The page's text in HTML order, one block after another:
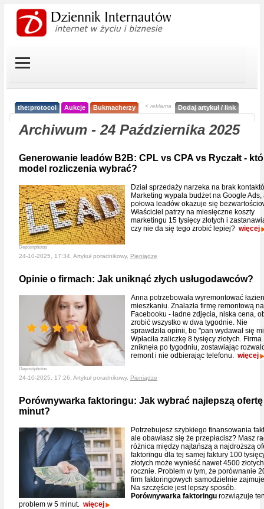
the:protocol Aukcje Bukmacherzy < reklama Dodaj artykuł / link
Archiwum - 24 Października 2025
Generowanie leadów B2B: CPL vs CPA vs Ryczałt -
model rozliczenia wybrać?
Depositphotos
Dział sprzedaży narzeka na brak
Marketing wypala budżet na Google Ads,
połowa leadów okazuje się
Właściciel patrzy na miesięczne koszty
marketingu 15 tysięcy złotych i
czy nie da się tego zrobić lepiej? więcej
24-10-2025, 17:34, Artykuł poradnikowy, Pieniądze
Opinie o firmach: Jak uniknąć złych usługodawców?
Depositphotos
Anna potrzebowała wyremontować
mieszkaniu. Znalazła firmę remontową na
Facebooku - ładne zdjęcia, niska cena,
zrobić wszystko w dwa tygodnie. Nie
sprawdziła opinii, bo "pan wydawał się
Wpłaciła zaliczkę 8 tysięcy złotych. Firma
zniknęła po tygodniu, zostawiając
remont i nie odbierając telefonu. więcej
24-10-2025, 17:26, Artykuł poradnikowy, Pieniądze
Porównywarka faktoringu: Jak wybrać najlepszą ofertę
minut?
Potrzebujesz szybkiego finansowania
ale obawiasz się że przepłacisz? Masz
różnica między najtańszą a najdroższą
faktoringu dla tej samej faktury 100
złotych może wynieść nawet 4500 złotych
rocznie. Problem w tym, że porównanie
firm faktoringowych samodzielnie
Na szczęście jest lepszy sposób.
Porównywarka faktoringu rozwiązuje
problem w 5 minut. więcej